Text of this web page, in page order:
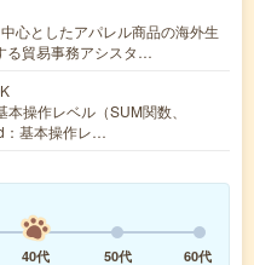
心としたアパレル商品の海外生
る貿易事務アシスタ…
操作レベル（SUM関数、
：基本操作レ…
40代 50代
60代